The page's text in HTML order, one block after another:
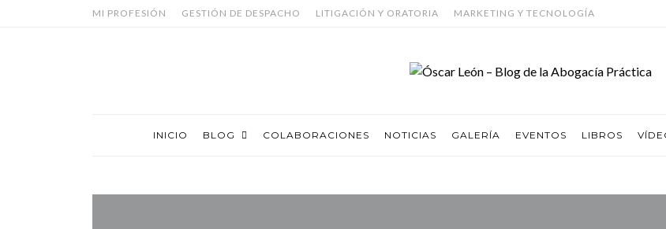
MI PROFESIÓN GESTIÓN DE DESPACHO LITIGACIÓN Y ORATORIA MARKETING Y TECNOLOGÍA
INICIO BLOG COLABORACIONES NOTICIAS GALERÍA EVENTOS LIBROS